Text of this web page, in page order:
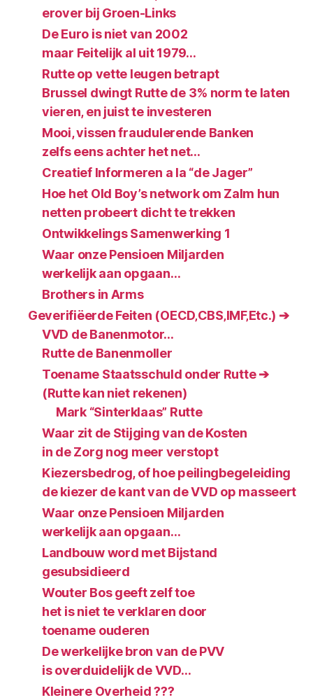
erover bij Groen-Links
De Euro is niet van 2002
maar Feitelijk al uit 1979…
Rutte op vette leugen betrapt
Brussel dwingt Rutte de 3% norm te laten
vieren, en juist te investeren
Mooi, vissen fraudulerende Banken
zelfs eens achter het net…
Creatief Informeren a la “de Jager”
Hoe het Old Boy’s network om Zalm hun
netten probeert dicht te trekken
Ontwikkelings Samenwerking 1
Waar onze Pensioen Miljarden
werkelijk aan opgaan…
Brothers in Arms
Geverifiëerde Feiten (OECD‚CBS‚IMF‚Etc.) ➔
VVD de Banenmotor…
Rutte de Banenmoller
Toename Staatsschuld onder Rutte ➔
(Rutte kan niet rekenen)
Mark “Sinterklaas” Rutte
Waar zit de Stijging van de Kosten
in de Zorg nog meer verstopt
Kiezersbedrog, of hoe peilingbegeleiding
de kiezer de kant van de VVD op masseert
Waar onze Pensioen Miljarden
werkelijk aan opgaan…
Landbouw word met Bijstand
gesubsidieerd
Wouter Bos geeft zelf toe
het is niet te verklaren door
toename ouderen
De werkelijke bron van de PVV
is overduidelijk de VVD…
Kleinere Overheid ???